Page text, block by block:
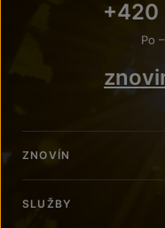
+420
Po
ZNOVÍN
SLUŽBY